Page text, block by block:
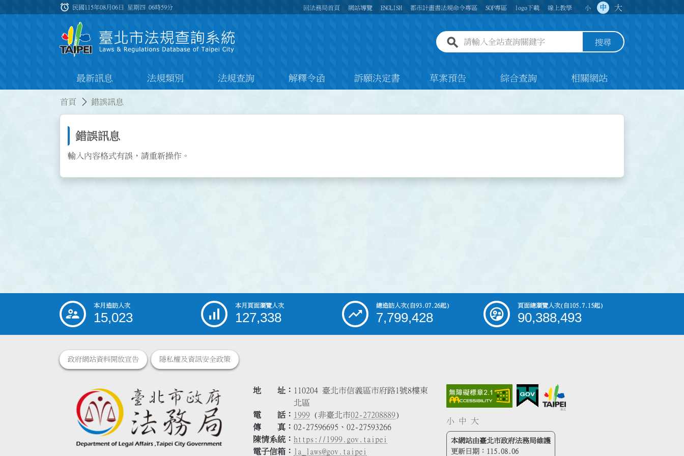
:::
alarm 民國115年08月06日 星期四06時59分 回法務局首頁 網站導覽 ENGLISH 都市計畫書法規命令專區 SOP專區 logo下載 線上教學 小 中 大
全站查詢關鍵字欄位 搜尋
最新訊息 法規類別 法規查詢 解釋令函 訴願決定書 草案預告 綜合查詢 相關網站
首頁 錯誤訊息
錯誤訊息
輸入內容格式有誤，請重新操作。
::: 本月造訪人次
15,023
本月頁面瀏覽人次
127,338
總造訪人次(自93.07.26起)
7,799,428
頁面總瀏覽人次(自105.7.15起)
90,388,493
政府網站資料開放宣告 隱私權及資訊安全政策
地 址
110204 臺北市信義區市府路1號8樓東
北區
電 話
1999 (非臺北市02-27208889)
傳 真
02-27596695、02-27593266
陳情系統
https://1999.gov.taipei
電子信箱
la_laws@gov.taipei
小 中 大
本網站由臺北市政府法務局維護
更新日期： 115.08.06